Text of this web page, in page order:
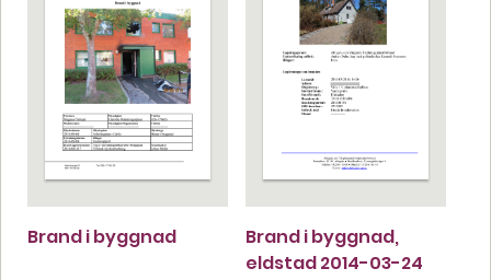
Brand i byggnad
Brand i byggnad,
eldstad 2014-03-24